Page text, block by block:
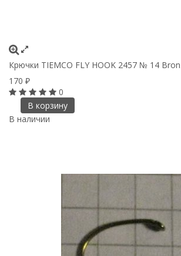
Крючки ТIEMCO FLY HOOK 2457 № 14
170 ₽
0
В корзину
В наличии